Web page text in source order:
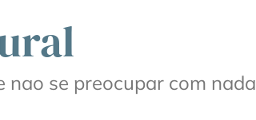
nao se preocupar com nada